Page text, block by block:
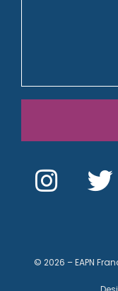
© 2026 – EAPN